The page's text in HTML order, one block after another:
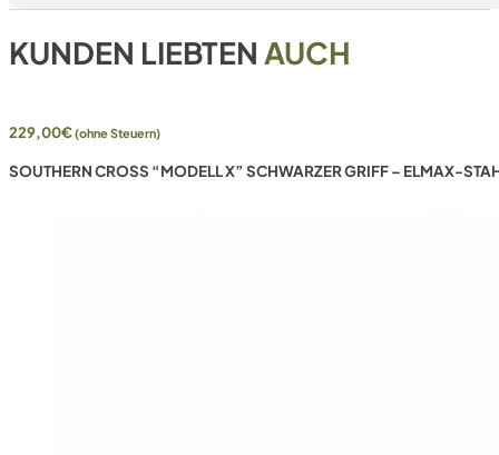
KUNDEN LIEBTEN AUCH
229,00€(ohne Steuern)
SOUTHERN CROSS “MODELL X” SCHWARZER GRIFF – ELMAX-